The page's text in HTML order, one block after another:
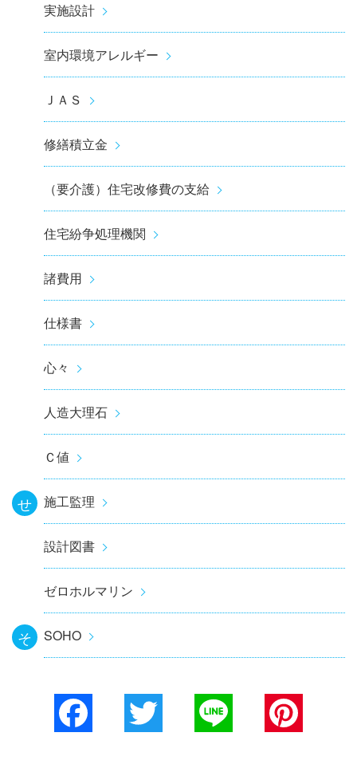
実施設計
室内環境アレルギー
ＪＡＳ
修繕積立金
（要介護）住宅改修費の支給
住宅紛争処理機関
諸費用
仕様書
心々
人造大理石
Ｃ値
せ 施工監理
設計図書
ゼロホルマリン
そ SOHO
Facebook